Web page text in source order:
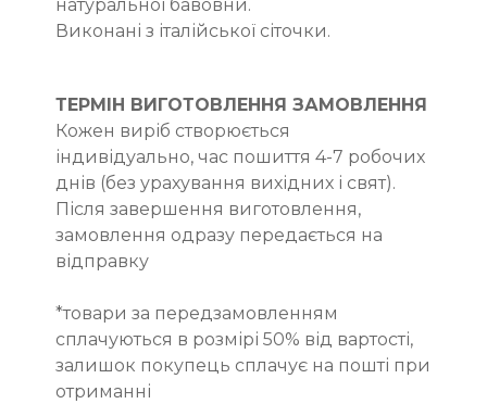
натуральної бавовни.
Виконані з італійської сіточки.
ТЕРМІН ВИГОТОВЛЕННЯ ЗАМОВЛЕННЯ
Кожен виріб створюється
індивідуально, час пошиття 4-7 робочих
днів (без урахування вихідних і свят).
Після завершення виготовлення,
замовлення одразу передається на
відправку
*товари за передзамовленням
сплачуються в розмірі 50% від вартості,
залишок покупець сплачує на пошті при
отриманні